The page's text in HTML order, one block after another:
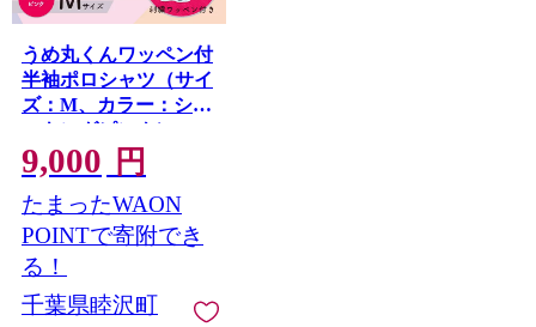
うめ丸くんワッペン付
半袖ポロシャツ（サイ
ズ：M、カラー：ショ
ッキングピンク）
F21G-060
9,000 円
たまったWAON
POINTで寄附でき
る！
千葉県睦沢町